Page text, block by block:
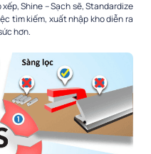
Shine – Sạch sẽ, Standardize
tìm kiếm, xuất nhập kho diễn ra
hơn.